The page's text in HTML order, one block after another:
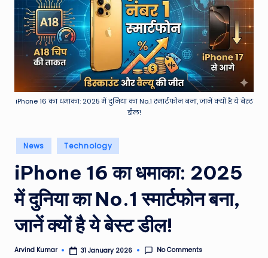
e
t
h
er
,
c
h
&
M
o
iPhone 16 का धमाका: 2025 में दुनिया का No.1 स्मार्टफोन बना, जानें क्यों है ये बेस्ट
डील!
Posted
in
News Technology
iPhone 16 का धमाका: 2025
में दुनिया का No.1 स्मार्टफोन बना,
जानें क्यों है ये बेस्ट डील!
Posted
Arvind Kumar 31 January 2026 No Comments